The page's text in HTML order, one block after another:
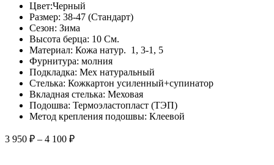
Цвет:Черный
Размер: 38-47 (Стандарт)
Сезон: Зима
Высота берца: 10 См.
Материал: Кожа натур. 1, 3-1, 5
Фурнитура: молния
Подкладка: Мех натуральный
Стелька: Кожкартон усиленный+супинатор
Вкладная стелька: Меховая
Подошва: Термоэластопласт (ТЭП)
Метод крепления подошвы: Клеевой
3 950 ₽ – 4 100 ₽Диапазон